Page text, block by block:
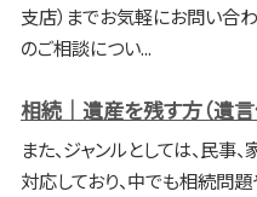
支店）までお気軽にお問い合わ
のご相談につい...
相続｜遺産を残す方（遺言
また、ジャンルとしては、民事
対応しており、中でも相続問